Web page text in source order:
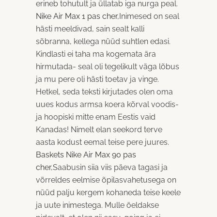
erineb tohutult ja üllatab iga nurga peal.
Nike Air Max 1 pas cher,Inimesed on seal
hästi meeldivad, sain sealt kalli
sõbranna, kellega nüüd suhtlen edasi.
Kindlasti ei taha ma kogemata ära
hirmutada- seal oli tegelikult väga lõbus
ja mu pere oli hästi toetav ja vinge.
Hetkel, seda teksti kirjutades olen oma
uues kodus armsa koera kõrval voodis-
ja hoopiski mitte enam Eestis vaid
Kanadas! Nimelt elan seekord terve
aasta kodust eemal teise pere juures.
Baskets Nike Air Max 90 pas
cher,Saabusin siia viis päeva tagasi ja
võrreldes eelmise õpilasvahetusega on
nüüd palju kergem kohaneda teise keele
ja uute inimestega. Mulle öeldakse